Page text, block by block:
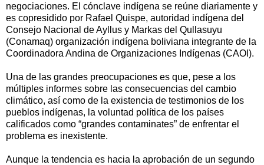
negociaciones. El cónclave indígena se reúne diariamente y
es copresidido por Rafael Quispe, autoridad indígena del
Consejo Nacional de Ayllus y Markas del Qullasuyu
(Conamaq) organización indígena boliviana integrante de la
Coordinadora Andina de Organizaciones Indígenas (CAOI).
Una de las grandes preocupaciones es que, pese a los
múltiples informes sobre las consecuencias del cambio
climático, así como de la existencia de testimonios de los
pueblos indígenas, la voluntad política de los países
calificados como “grandes contaminates” de enfrentar el
problema es inexistente.
Aunque la tendencia es hacia la aprobación de un segundo